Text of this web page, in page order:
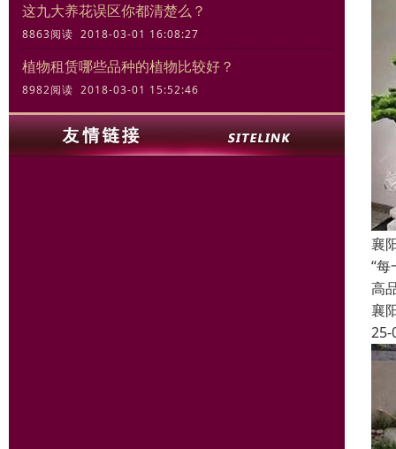
这九大养花误区你都清楚么？
8863阅读 2018-03-01 16:08:27
植物租赁哪些品种的植物比较好？
8982阅读 2018-03-01 15:52:46
襄
“
高
襄
25-